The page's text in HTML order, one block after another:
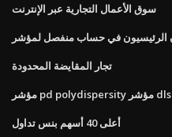
سوق الأعمال التجارية عبر الإنترنت
تجار المقايضة المحدودة
مؤشر pd polydispersity مؤشر dls
أعلى 40 أسهم بنس تداول